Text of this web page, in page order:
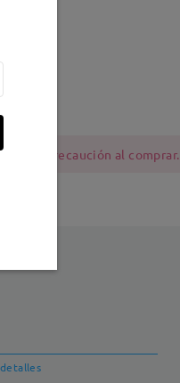
tener precaución al comprar.
detalles